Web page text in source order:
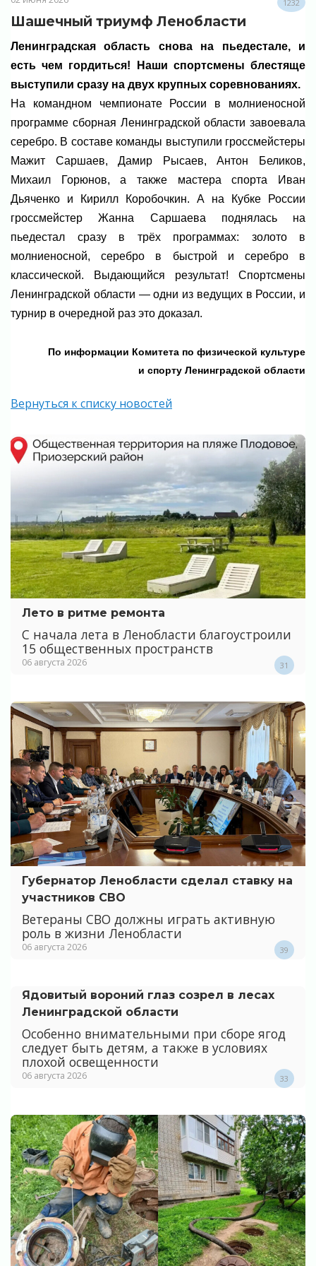
1232
Шашечный триумф Ленобласти
Ленинградская область снова на пьедестале, и
есть чем гордиться! Наши спортсмены блестяще
выступили сразу на двух крупных соревнованиях.
На командном чемпионате России в молниеносной
программе сборная Ленинградской области завоевала
серебро. В составе команды выступили гроссмейстеры
Мажит Саршаев, Дамир Рысаев, Антон Беликов,
Михаил Горюнов, а также мастера спорта Иван
Дьяченко и Кирилл Коробочкин. А на Кубке России
гроссмейстер Жанна Саршаева поднялась на
пьедестал сразу в трёх программах: золото в
молниеносной, серебро в быстрой и серебро в
классической. Выдающийся результат! Спортсмены
Ленинградской области — одни из ведущих в России, и
турнир в очередной раз это доказал.
По информации Комитета по физической культуре
и спорту Ленинградской области
Вернуться к списку новостей
Лето в ритме ремонта
С начала лета в Ленобласти благоустроили
15 общественных пространств
06 августа 2026 31
Губернатор Ленобласти сделал ставку на
участников СВО
Ветераны СВО должны играть активную
роль в жизни Ленобласти
06 августа 2026 39
Ядовитый вороний глаз созрел в лесах
Ленинградской области
Особенно внимательными при сборе ягод
следует быть детям, а также в условиях
плохой освещенности
06 августа 2026 33